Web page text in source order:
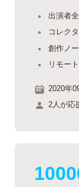
出演者
コレク
創作ノー
リモー
2020年
2人が応